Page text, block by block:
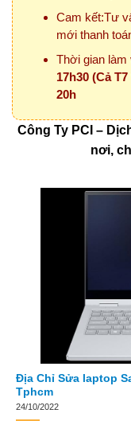
Cam kết:Tư
mới thanh
Thời gian
17h30 (Cả
20h
Công Ty PCI –
nơi,
Địa Chỉ Sửa laptop
Tphcm
24/10/2022